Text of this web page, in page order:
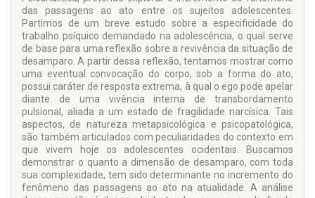
das passagens ao ato entre os sujeitos adolescentes.
Partimos de um breve estudo sobre a especificidade do
trabalho psíquico demandado na adolescência, o qual serve
de base para uma reflexão sobre a revivência da situação de
desamparo. A partir dessa reflexão, tentamos mostrar como
uma eventual convocação do corpo, sob a forma do ato,
possui caráter de resposta extrema, à qual o ego pode apelar
diante de uma vivência interna de transbordamento
pulsional, aliada a um estado de fragilidade narcísica. Tais
aspectos, de natureza metapsicológica e psicopatológica,
são também articulados com peculiaridades do contexto em
que vivem hoje os adolescentes ocidentais. Buscamos
demonstrar o quanto a dimensão de desamparo, com toda
sua complexidade, tem sido determinante no incremento do
fenômeno das passagens ao ato na atualidade. A análise